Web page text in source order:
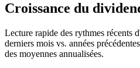
Croissance du
Lecture rapide des rythmes récents
derniers mois vs. années
des moyennes annualisées.